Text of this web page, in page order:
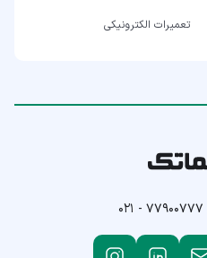
تعمیرات الکترونیکی
۰۲۱ - ۷۷۹۰۰۷۷۷